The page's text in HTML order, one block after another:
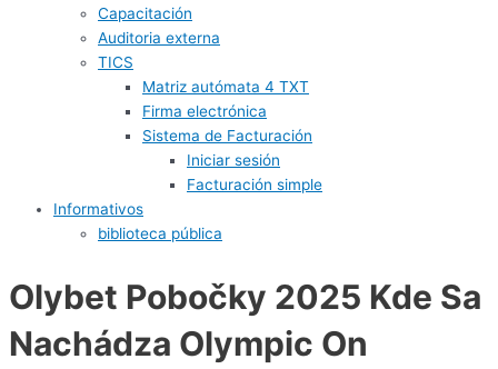
Capacitación
Auditoria externa
TICS
Matriz autómata 4 TXT
Firma electrónica
Sistema de Facturación
Iniciar sesión
Facturación simple
Informativos
biblioteca pública
Olybet Pobočky 2025 Kde Sa
Nachádza Olympic On